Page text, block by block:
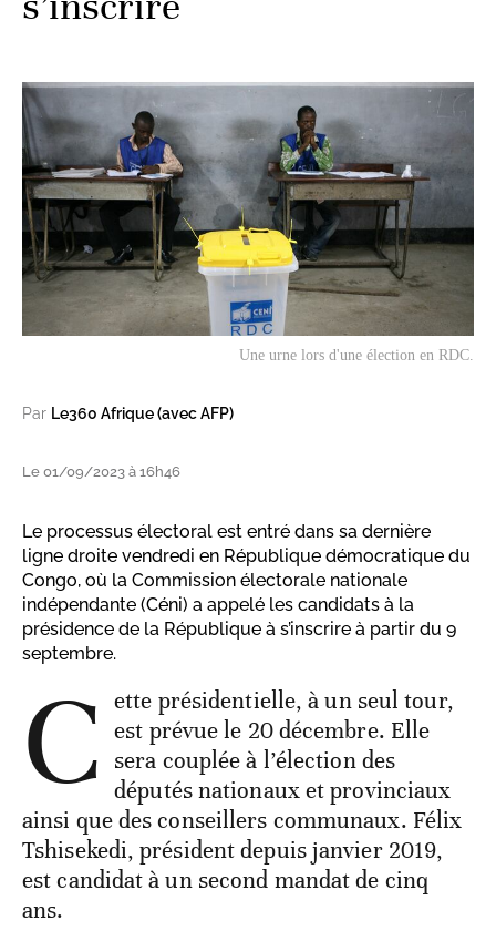
Une urne lors d'une élection en RDC.
Par Le360 Afrique (avec AFP)
Le 01/09/2023 à 16h46
Le processus électoral est entré dans sa dernière
ligne droite vendredi en République démocratique du
Congo, où la Commission électorale nationale
indépendante (Céni) a appelé les candidats à la
présidence de la République à s’inscrire à partir du 9
septembre.
C ette présidentielle, à un seul tour,
est prévue le 20 décembre. Elle
sera couplée à l’élection des
députés nationaux et provinciaux
ainsi que des conseillers communaux. Félix
Tshisekedi, président depuis janvier 2019,
est candidat à un second mandat de cinq
ans.